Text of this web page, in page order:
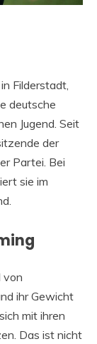
Filderstadt,
deutsche
Jugend. Seit
der
Partei. Bei
sie im
von
ihr Gewicht
mit ihren
Das ist nicht